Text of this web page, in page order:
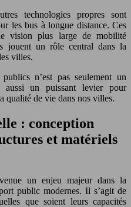
technologies propres sont
les bus à longue distance. Ces
vision plus large de mobilité
jouent un rôle central dans la
villes.
n’est pas seulement un
aussi un puissant levier pour
qualité de vie dans nos villes.
: conception
et matériels
un enjeu majeur dans la
public modernes. Il s’agit de
que soient leurs capacités